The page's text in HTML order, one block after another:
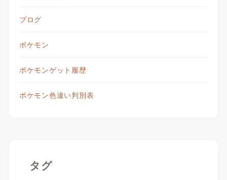
ブログ
ポケモン
ポケモンゲット履歴
ポケモン色違い判別表
タグ